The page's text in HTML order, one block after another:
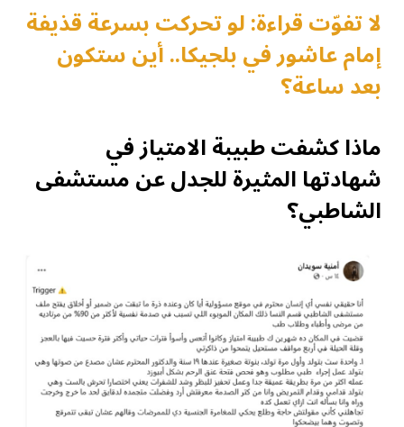
لا تفوّت قراءة: لو تحركت بسرعة قذيفة
إمام عاشور في بلجيكا.. أين ستكون
بعد ساعة؟
ماذا كشفت طبيبة الامتياز في
شهادتها المثيرة للجدل عن مستشفى
الشاطبي؟